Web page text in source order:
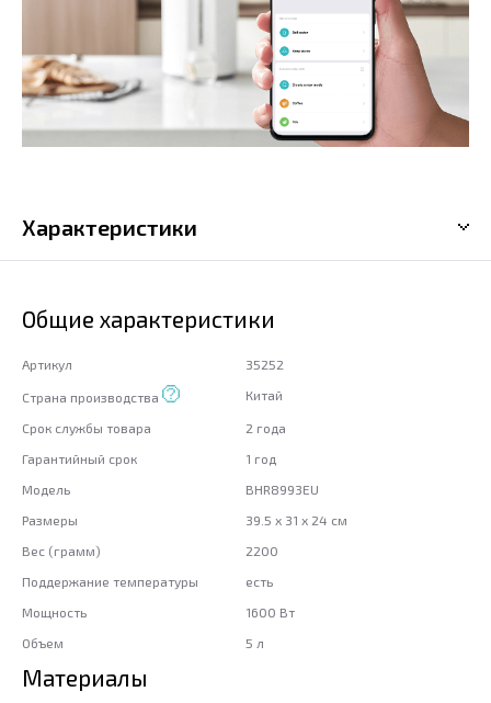
Характеристики
Общие характеристики
Артикул 35252
Страна производства Китай
Срок службы товара
2 года
Гарантийный срок
1 год
Модель
BHR8993EU
Размеры
39.5 x 31 x 24 см
Вес (грамм)
2200
Поддержание температуры
есть
Мощность
1600 Вт
Объем
5 л
Материалы